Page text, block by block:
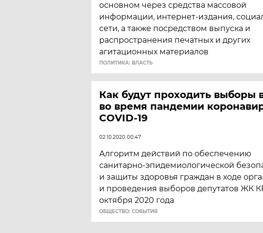
основном через средства массовой
информации, интернет-издания,
сети, а также посредством выпуска и
распространения печатных и других
агитационных материалов
ПОЛИТИКА: ВЛАСТЬ
Как будут проходить выборы
во время пандемии
COVID-19
02.10.2020 00:47
Алгоритм действий по обеспечению
санитарно-эпидемиологической
и защиты здоровья граждан в ходе
и проведения выборов депутатов ЖК
октября 2020 года
ОБЩЕСТВО: СОБЫТИЯ